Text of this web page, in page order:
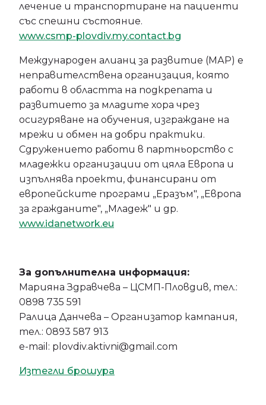
лечение и транспортиране на пациенти
със спешни състояние.
www.csmp-plovdiv.my.contact.bg
Международен алианц за развитие (МАР) е
неправителствена организация, която
работи в областта на подкрепата и
развитието за младите хора чрез
осигуряване на обучения, изграждане на
мрежи и обмен на добри практики.
Сдружението работи в партньорство с
младежки организации от цяла Европа и
изпълнява проекти, финансирани от
европейските програми „Еразъм", „Европа
за гражданите", „Младеж" и др.
www.idanetwork.eu
За допълнителна информация:
Марияна Здравчева – ЦСМП-Пловдив, тел.:
0898 735 591
Ралица Данчева – Организатор кампания,
тел.: 0893 587 913
e-mail: plovdiv.aktivni@gmail.com
Изтегли брошура